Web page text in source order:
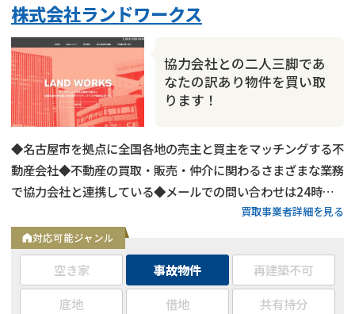
株式会社ランドワークス
協力会社との二人三脚であ
なたの訳あり物件を買い取
ります！
◆名古屋市を拠点に全国各地の売主と買主をマッチングする不
動産会社◆不動産の買取・販売・仲介に関わるさまざまな業務
で協力会社と連携している◆メールでの問い合わせは24時間
買取事業者詳細を見る
対応可能ジャンル
空き家 事故物件
再建築不可
底地
借地
共有持分